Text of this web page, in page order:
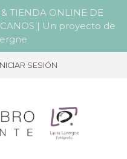
TIENDA ONLINE DE
| Un proyecto de
SESIÓN